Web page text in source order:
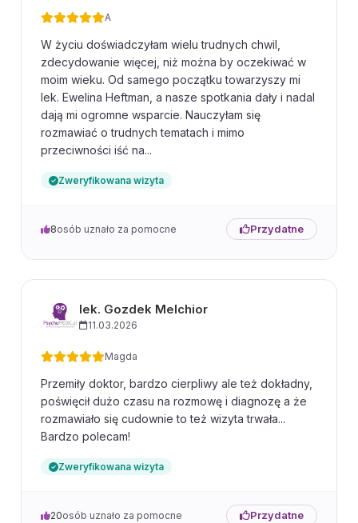
A
W życiu doświadczyłam wielu trudnych chwil,
zdecydowanie więcej, niż można by oczekiwać w
moim wieku. Od samego początku towarzyszy mi
lek. Ewelina Heftman, a nasze spotkania dały i nadal
dają mi ogromne wsparcie. Nauczyłam się
rozmawiać o trudnych tematach i mimo
przeciwności iść na...
Zweryfikowana wizyta
8osób uznało za pomocne Przydatne
lek. Gozdek Melchior
11.03.2026
Magda
Przemiły doktor, bardzo cierpliwy ale też dokładny,
poświęcił dużo czasu na rozmowę i diagnozę a że
rozmawiało się cudownie to też wizyta trwała...
Bardzo polecam!
Zweryfikowana wizyta
20osób uznało za pomocne Przydatne